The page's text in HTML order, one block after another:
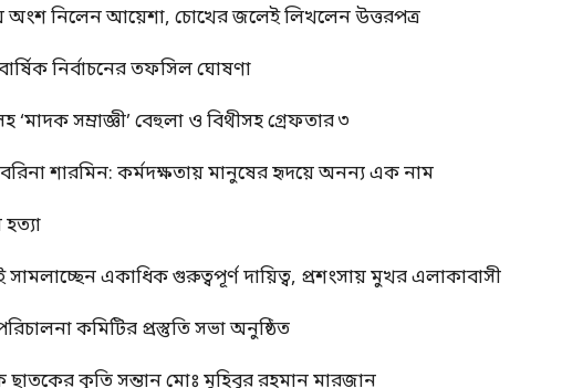
অংশ নিলেন আয়েশা, চোখের জলেই লিখলেন উত্তরপত্র
নির্বাচনের তফসিল ঘোষণা
সম্রাজ্ঞী’ বেহুলা ও বিথীসহ গ্রেফতার ৩
শারমিন: কর্মদক্ষতায় মানুষের হৃদয়ে অনন্য এক নাম
একাধিক গুরুত্বপূর্ণ দায়িত্ব, প্রশংসায় মুখর এলাকাবাসী
কমিটির প্রস্তুতি সভা অনুষ্ঠিত
কৃতি সন্তান মোঃ মুহিবুর রহমান মারজান